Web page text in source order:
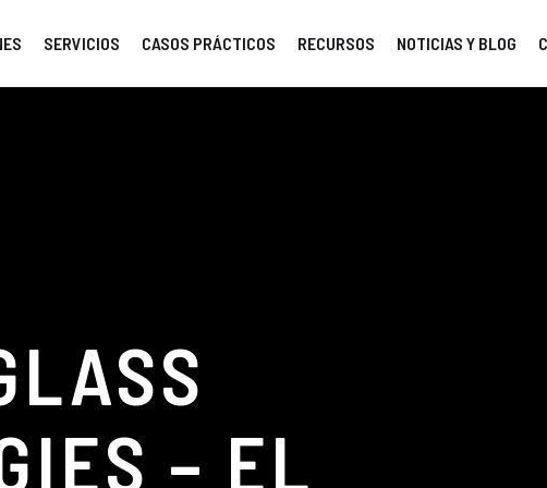
SERVICIOS CASOS PRÁCTICOS RECURSOS NOTICIAS Y BLOG
– EL